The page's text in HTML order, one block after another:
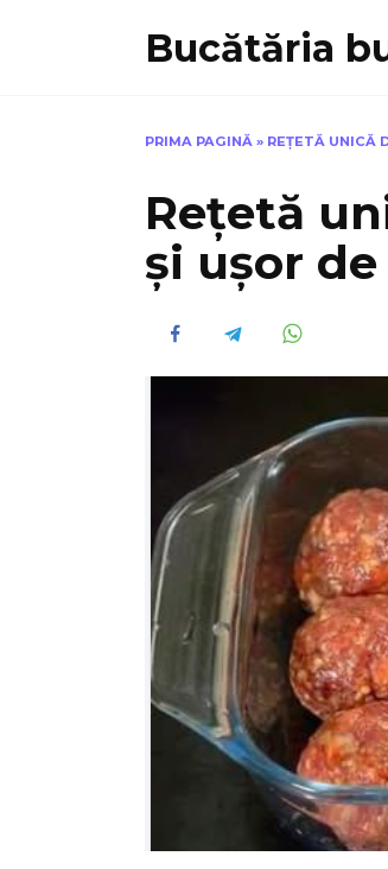
Bucătăria
PRIMA PAGINĂ » REȚETĂ UNICĂ
Rețetă
și ușor